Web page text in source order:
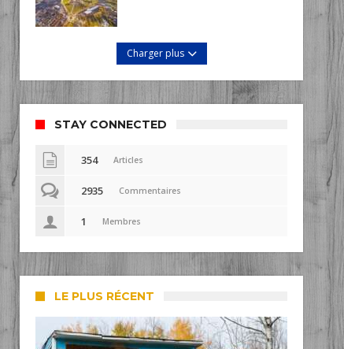
Charger plus
STAY CONNECTED
354 Articles
2935 Commentaires
1 Membres
LE PLUS RÉCENT